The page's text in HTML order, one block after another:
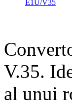
V.35.
al unui